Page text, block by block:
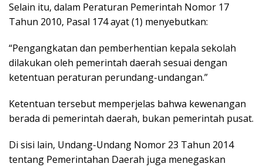
Selain itu, dalam Peraturan Pemerintah Nomor 17
Tahun 2010, Pasal 174 ayat (1) menyebutkan:
“Pengangkatan dan pemberhentian kepala sekolah
dilakukan oleh pemerintah daerah sesuai dengan
ketentuan peraturan perundang-undangan.”
Ketentuan tersebut memperjelas bahwa kewenangan
berada di pemerintah daerah, bukan pemerintah pusat.
Di sisi lain, Undang-Undang Nomor 23 Tahun 2014
tentang Pemerintahan Daerah juga menegaskan